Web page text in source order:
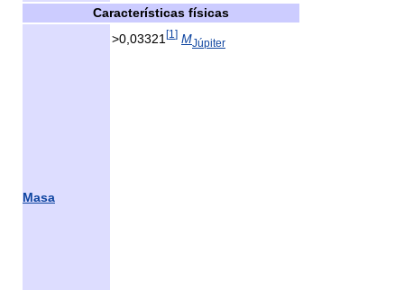
Características físicas
Masa
>0,03321 [1 ] MJúpiter